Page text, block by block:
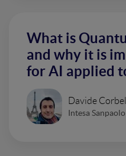
What is
and why it is
for AI applied
Davide
Intesa Sanpaolo